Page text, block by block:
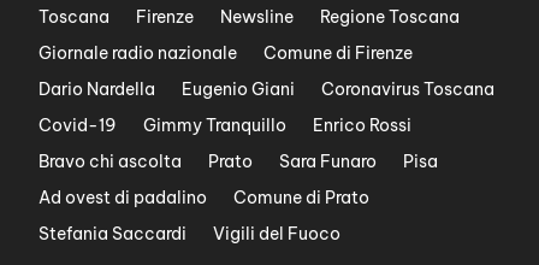
Toscana Firenze Newsline
Regione Toscana
Giornale radio nazionale
Comune di Firenze
Dario Nardella
Eugenio Giani
Coronavirus Toscana
Covid-19
Gimmy Tranquillo
Enrico Rossi
Bravo chi ascolta
Prato Sara Funaro
Pisa
Ad ovest di padalino
Comune di Prato
Stefania Saccardi
Vigili del Fuoco